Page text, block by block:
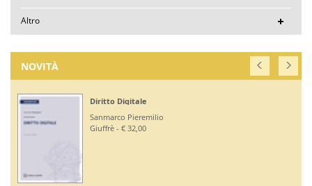
Altro
NOVITÀ
Diritto Digitale
Sanmarco Pieremilio
Giuffrè - € 32,00